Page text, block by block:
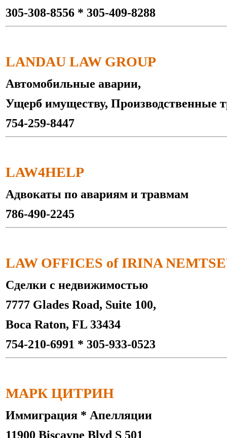
305-308-8556 * 305-409-8288
LANDAU LAW GROUP
Автомобильные аварии,
Ущерб имуществу, Производственные
754-259-8447
LAW4HELP
Адвокаты по авариям и травмам
786-490-2245
LAW OFFICES of IRINA
Сделки с недвижимостью
7777 Glades Road, Suite 100,
Boca Raton, FL 33434
754-210-6991 * 305-933-0523
МАРК ЦИТРИН
Иммиграция * Апелляции
11900 Biscayne Blvd S 501